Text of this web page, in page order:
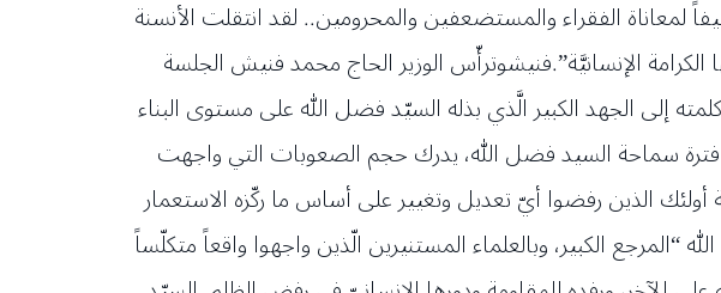
لمعاناة الفقراء والمستضعفين والمحرومين.. لقد انتقلت الأنسنة
الإنسانيَّة”.فنيشوترأّس الوزير الحاج محمد فنيش الجلسة
إلى الجهد الكبير الَّذي بذله السيّد فضل الله على مستوى البناء
فترة سماحة السيد فضل الله، يدرك حجم الصعوبات التي واجهت
الذين رفضوا أيّ تعديل وتغيير على أساس ما ركّزه الاستعمار
الكبير، وبالعلماء المستنيرين الّذين واجهوا واقعاً متكلّساً